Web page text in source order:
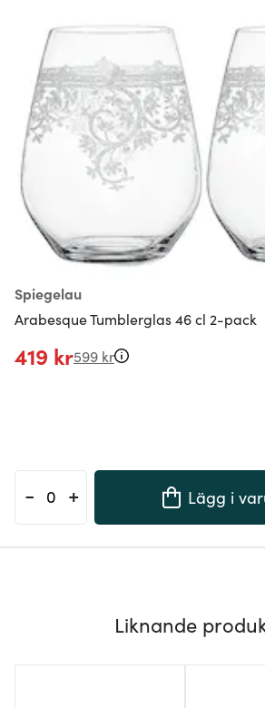
Spiegelau
Arabesque Tumblerglas 46 cl 2-pack
419 kr599 kr
- + Lägg i
Liknande